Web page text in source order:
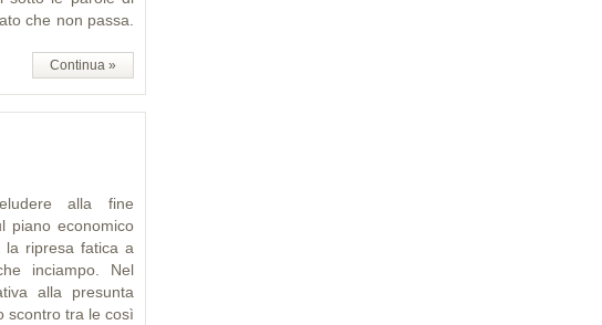
che non passa.
Continua »
alla fine
piano economico
ripresa fatica a
inciampo. Nel
alla presunta
scontro tra le così